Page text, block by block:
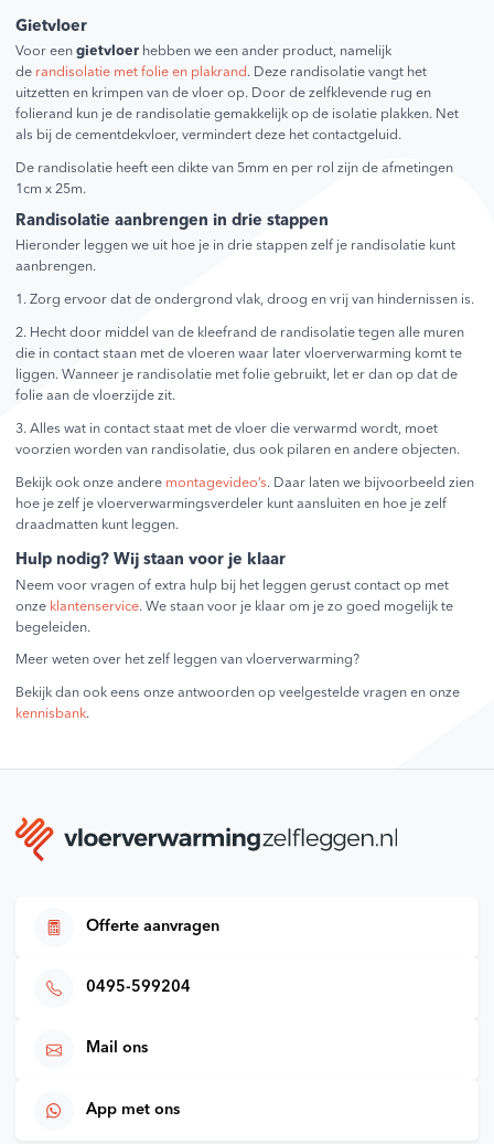
Gietvloer
Voor eengietvloer hebben we een ander product, namelijk
de randisolatie met folie en plakrand . Deze randisolatie vangt het
uitzetten en krimpen van de vloer op. Door de zelfklevende rug en
folierand kun je de randisolatie gemakkelijk op de isolatie plakken. Net
als bij de cementdekvloer, vermindert deze het contactgeluid.
De randisolatie heeft een dikte van 5mm en per rol zijn de afmetingen
1cm x 25m.
Randisolatie aanbrengen in drie stappen
Hieronder leggen we uit hoe je in drie stappen zelf je randisolatie kunt
aanbrengen.
1. Zorg ervoor dat de ondergrond vlak, droog en vrij van hindernissen is.
2. Hecht door middel van de kleefrand de randisolatie tegen alle muren
die in contact staan met de vloeren waar later vloerverwarming komt te
liggen. Wanneer je randisolatie met folie gebruikt, let er dan op dat de
folie aan de vloerzijde zit.
3. Alles wat in contact staat met de vloer die verwarmd wordt, moet
voorzien worden van randisolatie, dus ook pilaren en andere objecten.
Bekijk ook onze andere montagevideo’s. Daar laten we bijvoorbeeld zien
hoe je zelf je vloerverwarmingsverdeler kunt aansluiten en hoe je zelf
draadmatten kunt leggen.
Hulp nodig? Wij staan voor je klaar
Neem voor vragen of extra hulp bij het leggen gerust contact op met
onze klantenservice. We staan voor je klaar om je zo goed mogelijk te
begeleiden.
Meer weten over het zelf leggen van vloerverwarming?
Bekijk dan ook eens onze antwoorden op veelgestelde vragen en onze
kennisbank.
Offerte aanvragen
0495-599204
Mail ons
App met ons